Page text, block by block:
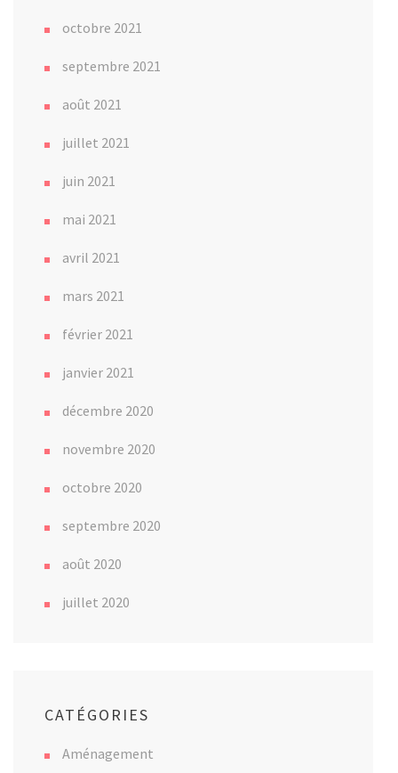
octobre 2021
septembre 2021
août 2021
juillet 2021
juin 2021
mai 2021
avril 2021
mars 2021
février 2021
janvier 2021
décembre 2020
novembre 2020
octobre 2020
septembre 2020
août 2020
juillet 2020
CATÉGORIES
Aménagement